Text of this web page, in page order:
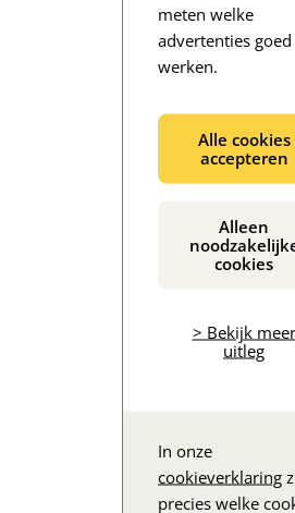
meten welke
advertenties goed
werken.
Alle cookies
accepteren
Alleen
cookies
> Bekijk meer
uitleg
In onze
cookieverklaring
precies welke
De inhoud wordt